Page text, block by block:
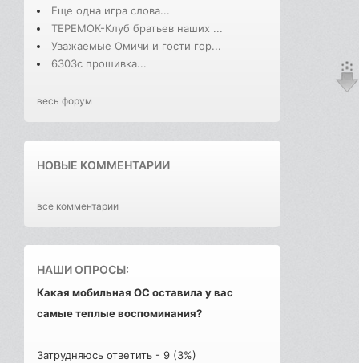
Еще одна игра слова...
ТЕРЕМОК-Клуб братьев наших ...
Уважаемые Омичи и гости гор...
6303с прошивка...
весь форум
НОВЫЕ КОММЕНТАРИИ
все комментарии
НАШИ ОПРОСЫ:
Какая мобильная ОС оставила у вас
самые теплые воспоминания?
Затрудняюсь ответить - 9 (3%)